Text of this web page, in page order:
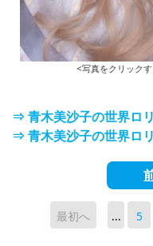
<写真をクリック
⇒ 青木美沙子の世界ロ
⇒ 青木美沙子の世界ロ
最初へ ... 5